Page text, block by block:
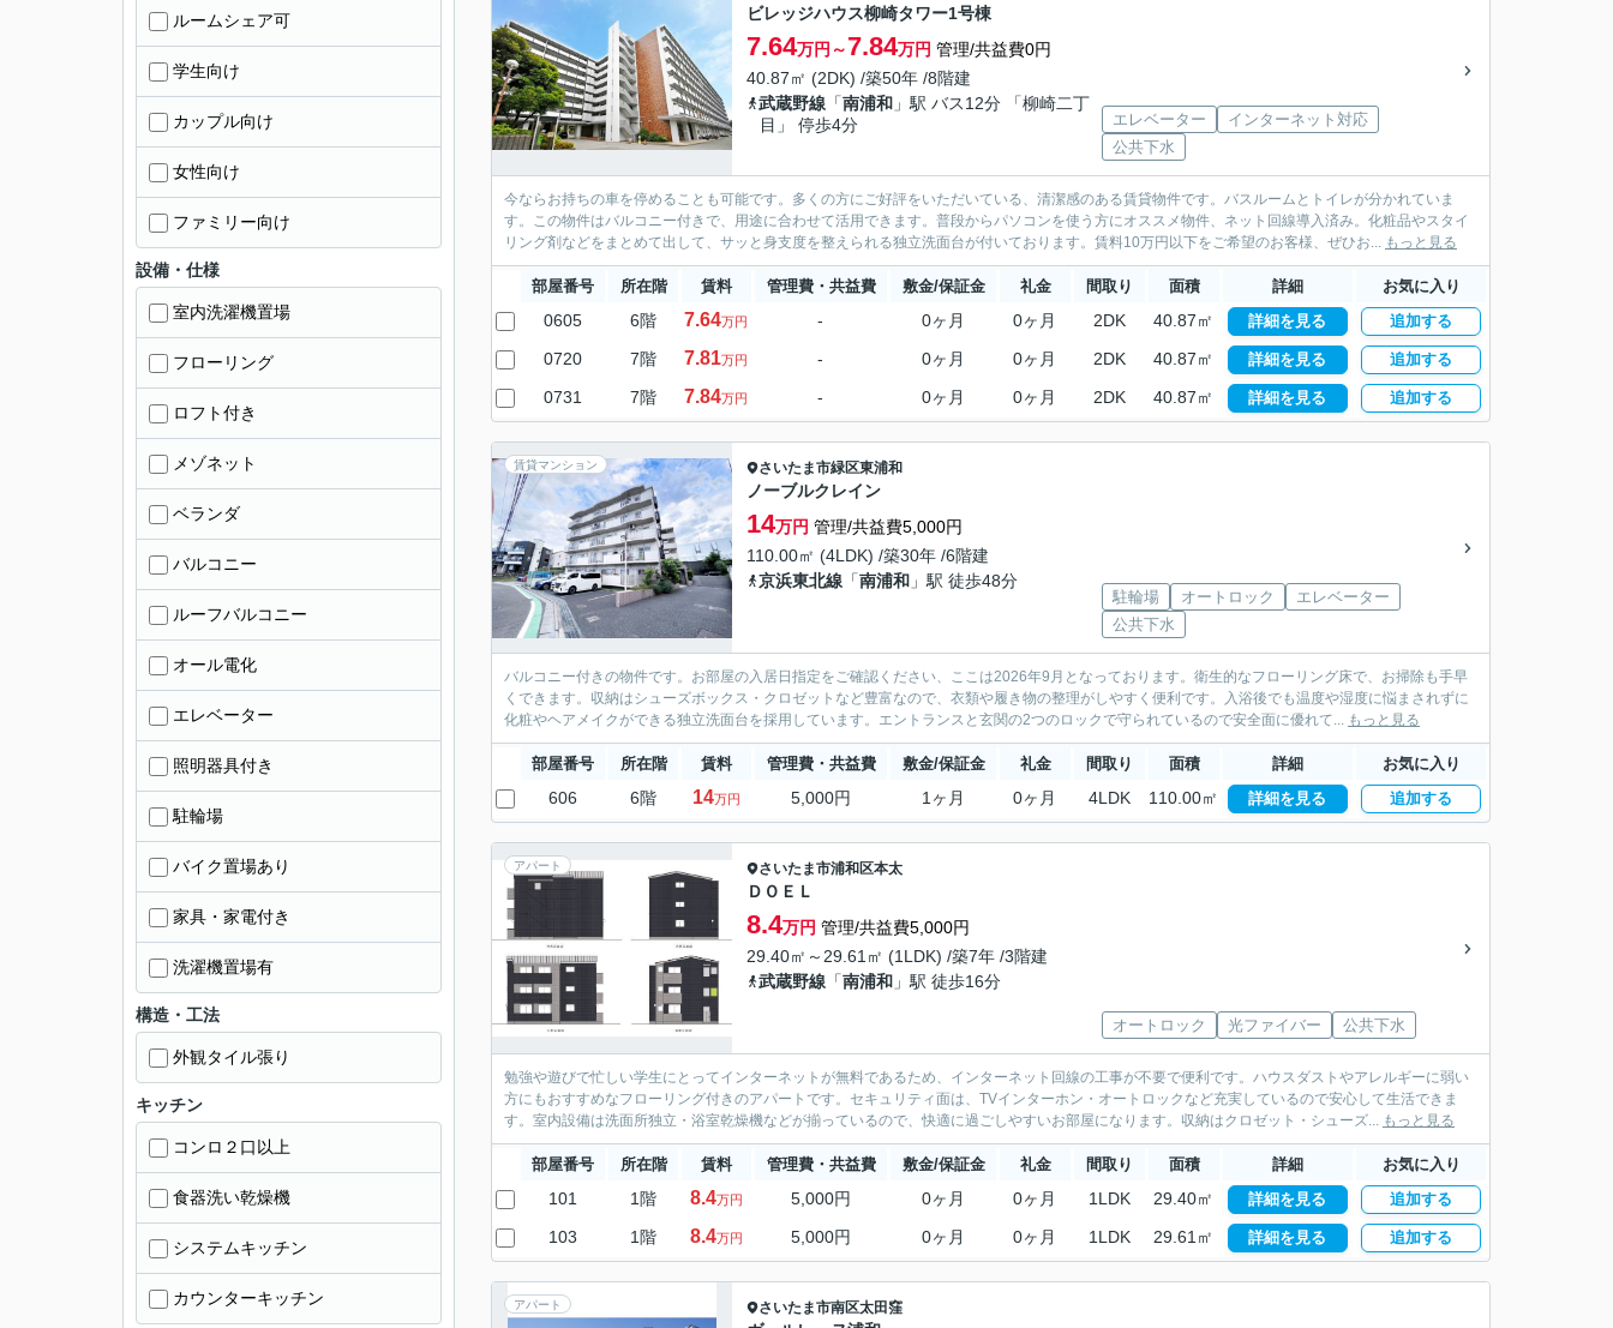
ビレッジハウス柳崎タワー1号棟
7.64万円～7.84万円 管理/共益費0円
40.87㎡ (2DK) /築50年 /8階建
武蔵野線 「南浦和 」駅 バス12分 「柳崎二丁
目」 停歩4分
エレベーター
インターネット対応
公共下水
今ならお持ちの車を停めることも可能です。多くの方にご好評をいただいている、清潔感のある賃貸物件です。バスルームとトイレが分かれていま
す。この物件はバルコニー付きで、用途に合わせて活用できます。普段からパソコンを使う方にオススメ物件、ネット回線導入済み。化粧品やスタイ
リング剤などをまとめて出して、サッと身支度を整えられる独立洗面台が付いております。賃料10万円以下をご希望のお客様、ぜひお... もっと見る
部屋番号 所在階 賃料 管理費・共益費 敷金/保証金 礼金 間取り 面積 詳細 お気に入り
0605 6階 7.64万円 - 0ヶ月 0ヶ月 2DK 40.87㎡ 詳細を見る 追加する
0720 7階 7.81万円 - 0ヶ月 0ヶ月 2DK 40.87㎡ 詳細を見る 追加する
0731 7階 7.84万円 - 0ヶ月 0ヶ月 2DK 40.87㎡ 詳細を見る 追加する
賃貸マンション さいたま市緑区東浦和
ノーブルクレイン
14万円 管理/共益費5,000円
110.00㎡ (4LDK) /築30年 /6階建
京浜東北線 「南浦和 」駅 徒歩48分
駐輪場 オートロック
エレベーター
公共下水
バルコニー付きの物件です。お部屋の入居日指定をご確認ください、ここは2026年9月となっております。衛生的なフローリング床で、お掃除も手早
くできます。収納はシューズボックス・クロゼットなど豊富なので、衣類や履き物の整理がしやすく便利です。入浴後でも温度や湿度に悩まされずに
化粧やヘアメイクができる独立洗面台を採用しています。エントランスと玄関の2つのロックで守られているので安全面に優れて... もっと見る
部屋番号 所在階 賃料 管理費・共益費 敷金/保証金 礼金 間取り 面積 詳細 お気に入り
606 6階 14万円 5,000円 1ヶ月 0ヶ月 4LDK 110.00㎡ 詳細を見る 追加する
アパート さいたま市浦和区本太
ＤＯＥＬ
8.4万円 管理/共益費5,000円
29.40㎡～29.61㎡ (1LDK) /築7年 /3階建
武蔵野線 「南浦和 」駅 徒歩16分
オートロック 光ファイバー 公共下水
勉強や遊びで忙しい学生にとってインターネットが無料であるため、インターネット回線の工事が不要で便利です。ハウスダストやアレルギーに弱い
方にもおすすめなフローリング付きのアパートです。セキュリティ面は、TVインターホン・オートロックなど充実しているので安心して生活できま
す。室内設備は洗面所独立・浴室乾燥機などが揃っているので、快適に過ごしやすいお部屋になります。収納はクロゼット・シューズ... もっと見る
部屋番号 所在階 賃料 管理費・共益費 敷金/保証金 礼金 間取り 面積 詳細 お気に入り
101 1階 8.4万円 5,000円 0ヶ月 0ヶ月 1LDK 29.40㎡ 詳細を見る 追加する
103 1階 8.4万円 5,000円 0ヶ月 0ヶ月 1LDK 29.61㎡ 詳細を見る 追加する
アパート さいたま市南区太田窪
ルームシェア可
学生向け
カップル向け
女性向け
ファミリー向け
設備・仕様
室内洗濯機置場
フローリング
ロフト付き
メゾネット
ベランダ
バルコニー
ルーフバルコニー
オール電化
エレベーター
照明器具付き
駐輪場
バイク置場あり
家具・家電付き
洗濯機置場有
構造・工法
外観タイル張り
キッチン
コンロ２口以上
食器洗い乾燥機
システムキッチン
カウンターキッチン